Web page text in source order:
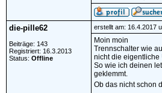
die-pille62
Beiträge: 143
Registriert: 16.3.2013
Status: Offline
erstellt am: 16.4.2017
Moin moin
Trennschalter wie
nicht die eigentliche
So wie ich deinen
geklemmt.
Ob das nicht schon